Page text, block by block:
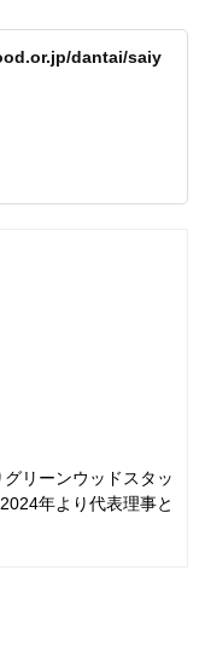
dantai/saiy
リーンウッドスタッ
年より代表理事と